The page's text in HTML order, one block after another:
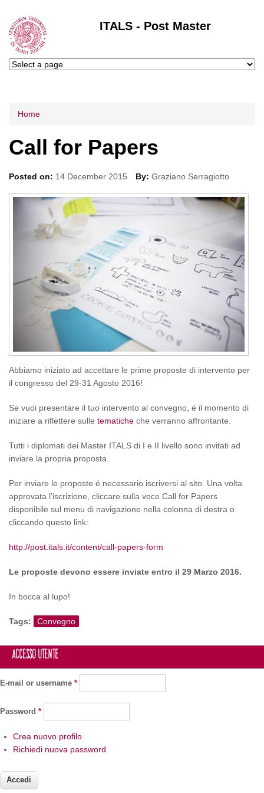
ITALS - Post Master
Tu sei qui
Home
Call for Papers
Posted on: 14 December 2015 By: Graziano Serragiotto
Abbiamo iniziato ad accettare le prime proposte di intervento per
il congresso del 29-31 Agosto 2016!
Se vuoi presentare il tuo intervento al convegno, é il momento di
iniziare a riflettere sulle tematiche che verranno affrontante.
Tutti i diplomati dei Master ITALS di I e II livello sono invitati ad
inviare la propria proposta.
Per inviare le proposte é necessario iscriversi al sito. Una volta
approvata l'iscrizione, cliccare sulla voce Call for Papers
disponibile sul menu di navigazione nella colonna di destra o
cliccando questo link:
http://post.itals.it/content/call-papers-form
Le proposte devono essere inviate entro il 29 Marzo 2016.
In bocca al lupo!
Tags: Convegno
Accesso utente
E-mail or username *
Password *
Crea nuovo profilo
Richiedi nuova password